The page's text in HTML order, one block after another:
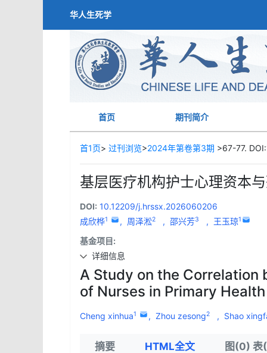
华人生死学
首页 期刊简介
首1页> 过刊浏览>2024年第卷第3期 >67-77.
基层医疗机构护士心理资本
DOI: 10.12209/j.hrssx.2026060206
成欣桦1 , 周泽淞2 , 邵兴芳3 , 王玉琼1
基金项目:
详细信息
A Study on the
of Nurses in Primary
Cheng xinhua1 , Zhou zesong2 , Shao
摘要 HTML全文 图(0) 表